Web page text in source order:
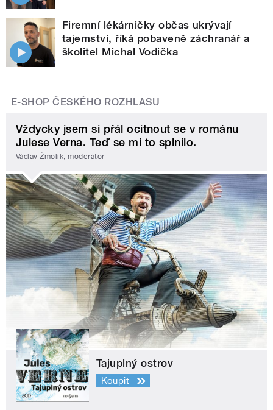
Firemní lékárničky občas ukrývají
tajemství, říká pobaveně záchranář a
školitel Michal Vodička
E-SHOP ČESKÉHO ROZHLASU
Vždycky jsem si přál ocitnout se v románu
Julese Verna. Teď se mi to splnilo.
Václav Žmolík, moderátor
Tajuplný ostrov
Koupit